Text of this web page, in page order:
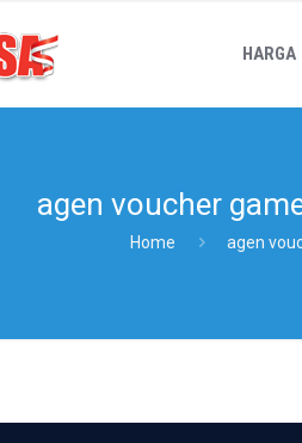
HARGA
agen voucher
Home agen